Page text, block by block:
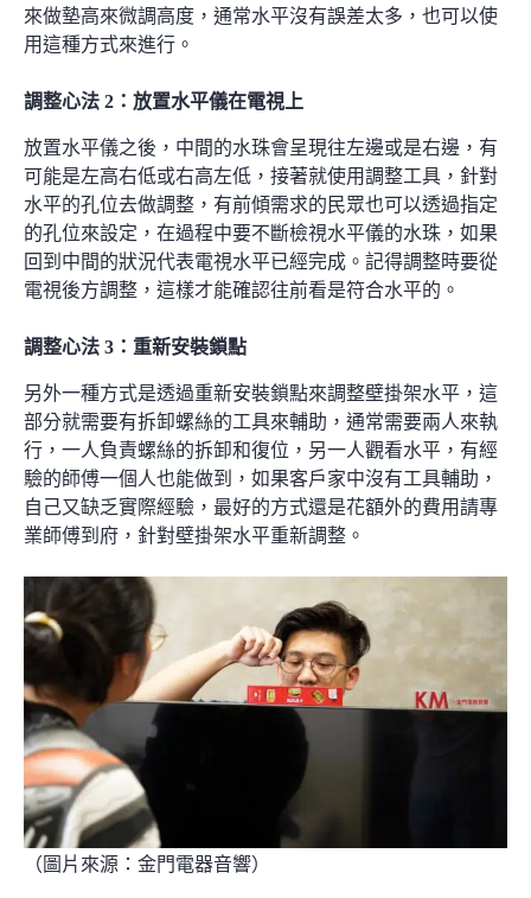
來做墊高來微調高度，通常水平沒有誤差太多，也可以使
用這種方式來進行。
調整心法 2：放置水平儀在電視上
放置水平儀之後，中間的水珠會呈現往左邊或是右邊，有
可能是左高右低或右高左低，接著就使用調整工具，針對
水平的孔位去做調整，有前傾需求的民眾也可以透過指定
的孔位來設定，在過程中要不斷檢視水平儀的水珠，如果
回到中間的狀況代表電視水平已經完成。記得調整時要從
電視後方調整，這樣才能確認往前看是符合水平的。
調整心法 3：重新安裝鎖點
另外一種方式是透過重新安裝鎖點來調整壁掛架水平，這
部分就需要有拆卸螺絲的工具來輔助，通常需要兩人來執
行，一人負責螺絲的拆卸和復位，另一人觀看水平，有經
驗的師傅一個人也能做到，如果客戶家中沒有工具輔助，
自己又缺乏實際經驗，最好的方式還是花額外的費用請專
業師傅到府，針對壁掛架水平重新調整。
（圖片來源： 金門電器音響）